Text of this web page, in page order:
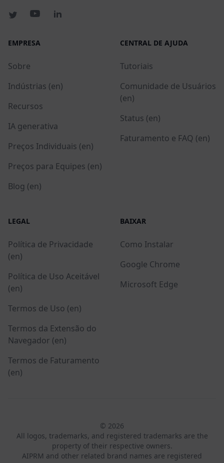
EMPRESA
Sobre
Indústrias (en)
Recursos
IA generativa
Preços Individuais (en)
Preços para Equipes (en)
Blog (en)
CENTRAL DE AJUDA
Tutoriais
Comunidade de Usuários
(en)
Status (en)
Faturamento e FAQ (en)
LEGAL
Política de Privacidade
(en)
Política de Uso Aceitável
(en)
Termos de Uso (en)
Termos da Extensão do
Navegador (en)
Termos de Faturamento
(en)
BAIXAR
Como Instalar
Google Chrome
Microsoft Edge
© 2026
All logos, trademarks, and registered trademarks are the
property of their respective owners.
AIPRM and other related brand names are registered